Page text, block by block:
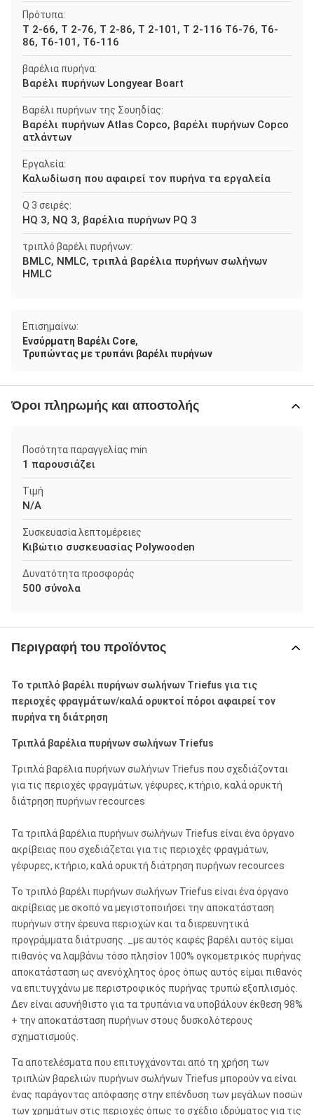
Πρότυπα:
Τ 2-66, Τ 2-76, Τ 2-86, Τ 2-101, Τ 2-116 T6-76, T6-
86, T6-101, T6-116
βαρέλια πυρήνα:
Βαρέλι πυρήνων Longyear Boart
Βαρέλι πυρήνων της Σουηδίας:
Βαρέλι πυρήνων Atlas Copco, βαρέλι πυρήνων Copco
ατλάντων
Εργαλεία:
Καλωδίωση που αφαιρεί τον πυρήνα τα εργαλεία
Q 3 σειρές:
HQ 3, NQ 3, βαρέλια πυρήνων PQ 3
τριπλό βαρέλι πυρήνων:
BMLC, NMLC, τριπλά βαρέλια πυρήνων σωλήνων
HMLC
Επισημαίνω:
Ενσύρματη Βαρέλι Core,
Τρυπώντας με τρυπάνι βαρέλι πυρήνων
Όροι πληρωμής και αποστολής
Ποσότητα παραγγελίας min
1 παρουσιάζει
Τιμή
N/A
Συσκευασία λεπτομέρειες
Κιβώτιο συσκευασίας Polywooden
Δυνατότητα προσφοράς
500 σύνολα
Περιγραφή του προϊόντος
Το τριπλό βαρέλι πυρήνων σωλήνων Triefus για τις
περιοχές φραγμάτων/καλά ορυκτοί πόροι αφαιρεί τον
πυρήνα τη διάτρηση
Τριπλά βαρέλια πυρήνων σωλήνων Triefus
Τριπλά βαρέλια πυρήνων σωλήνων Triefus που σχεδιάζονται
για τις περιοχές φραγμάτων, γέφυρες, κτήριο, καλά ορυκτή
διάτρηση πυρήνων recources
Τα τριπλά βαρέλια πυρήνων σωλήνων Triefus είναι ένα όργανο
ακρίβειας που σχεδιάζεται για τις περιοχές φραγμάτων,
γέφυρες, κτήριο, καλά ορυκτή διάτρηση πυρήνων recources
Το τριπλό βαρέλι πυρήνων σωλήνων Triefus είναι ένα όργανο
ακρίβειας με σκοπό να μεγιστοποιήσει την αποκατάσταση
πυρήνων στην έρευνα περιοχών και τα διερευνητικά
προγράμματα διάτρυσης. _με αυτός καφές βαρέλι αυτός είμαι
πιθανός να λαμβάνω τόσο πλησίον 100% ογκομετρικός πυρήνας
αποκατάσταση ως ανενόχλητος όρος όπως αυτός είμαι πιθανός
να επι:τυγχάνω με περιστροφικός πυρήνας τρυπώ εξοπλισμός.
Δεν είναι ασυνήθιστο για τα τρυπάνια να υποβάλουν έκθεση 98%
+ την αποκατάσταση πυρήνων στους δυσκολότερους
σχηματισμούς.
Τα αποτελέσματα που επιτυγχάνονται από τη χρήση των
τριπλών βαρελιών πυρήνων σωλήνων Triefus μπορούν να είναι
ένας παράγοντας απόφασης στην επένδυση των μεγάλων ποσών
των χρημάτων στις περιοχές όπως το σχέδιο ιδρύματος για τις